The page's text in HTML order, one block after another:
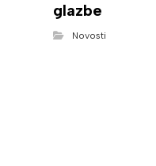
glazbe
Novosti